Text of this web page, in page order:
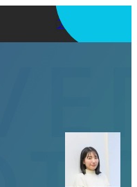
アプリを使う